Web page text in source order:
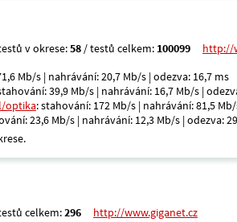
v okrese:58 / testů celkem: 100099
http://
Mb/s | nahrávání: 20,7 Mb/s | odezva: 16,7 ms
39,9 Mb/s | nahrávání: 16,7 Mb/s |
optika: stahování: 172 Mb/s | nahrávání: 81,5
23,6 Mb/s | nahrávání: 12,3 Mb/s | odezva:
celkem:296
http://www.giganet.cz